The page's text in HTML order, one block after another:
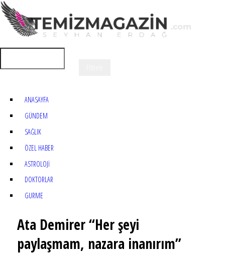
ANASAYFA
GÜNDEM
SAĞLIK
ÖZEL HABER
ASTROLOJİ
DOKTORLAR
GURME
Ata Demirer “Her şeyi
paylaşmam, nazara inanırım”